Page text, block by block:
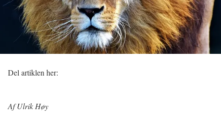
Del artiklen her:
Af Ulrik Høy